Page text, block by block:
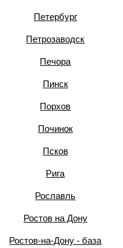
Петербург
Петрозаводск
Печора
Пинск
Порхов
Починок
Псков
Рига
Рославль
Ростов на Дону
Ростов-на-Дону - база